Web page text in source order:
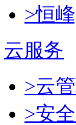
>恒
云服务
>云
>安